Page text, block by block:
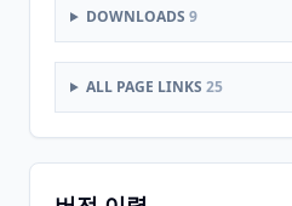
DOWNLOADS 9
ALL PAGE LINKS 25